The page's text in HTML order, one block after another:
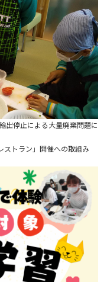
出停止による大量廃棄問題に
トラン」開催への取組み